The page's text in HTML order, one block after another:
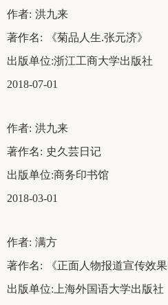
作者: 洪九来
著作名:
《菊品人生.张元济》
出版单位:浙江工商大学出版社
2018-07-01
作者: 洪九来
著作名: 史久芸日记
出版单位:商务印书馆
2018-03-01
作者: 满方
著作名:
《正面人物报道宣传效
出版单位: 上海外国语大学出版社